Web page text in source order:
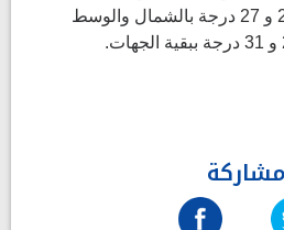
وتتراوح الحرارة ليلا بين 22 و 27 درجة بالشمال والوسط
مشاركة